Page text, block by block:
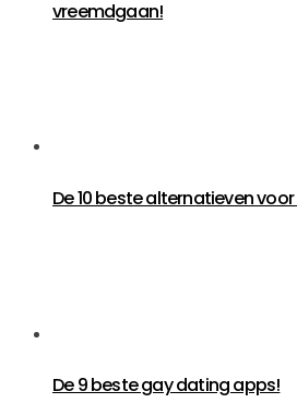
vreemdgaan!
De 10 beste alternatieven
De 9 beste gay dating apps!